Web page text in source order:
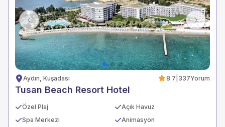
Previous Next
Aydın, Kuşadası 8.7 337Yorum
Tusan Beach Resort Hotel
Özel Plaj
Açık Havuz
Spa Merkezi
Animasyon